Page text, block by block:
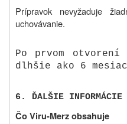
Prípravok nevyžaduje
uchovávanie.
Po prvom otvorení
dlhšie ako 6
6 . ĎALŠIE INFORMÁCIE
Čo Viru-Merz obsahuje